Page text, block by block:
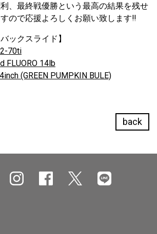
、最終戦優勝という最高の結果を残せ
ので応援よろしくお願い致します‼
ックスライド】
70ti
FLUORO 14lb
(GREEN PUMPKIN BULE)
back